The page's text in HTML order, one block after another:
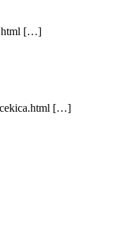
[…]
cekica.html […]